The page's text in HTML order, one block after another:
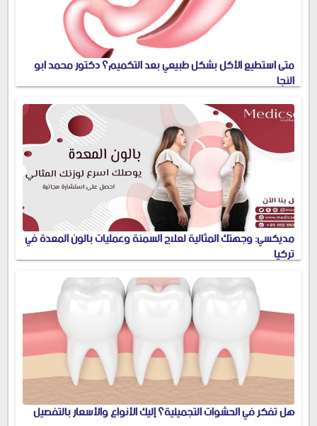
متى استطيع الأكل بشكل طبيعي بعد التكميم؟ دكتور محمد ابو
النجا
مديكسي: وجهتك المثالية لعلاج السمنة وعمليات بالون المعدة في
تركيا
هل تفكر في الحشوات التجميلية؟ إليك الأنواع والأسعار بالتفصيل